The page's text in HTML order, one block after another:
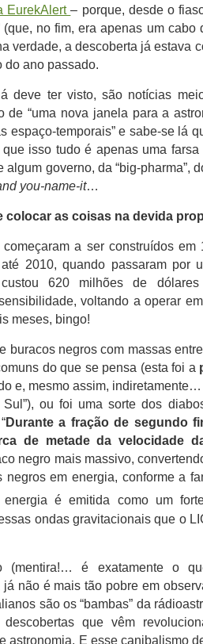
EurekAlert– porque, desde o
(que, no fim, era apenas um
verdade, a descoberta já estava
do ano passado.
deve ter visto, são notícias
“uma nova janela para a
espaço-temporais” e sabe-se lá
isso tudo é apenas uma
governo, da “big-pharma”,
you-name-it…
colocar as coisas na devida
a ser construídos em
2010, quando passaram por
620 milhões de dólares
voltando a operar
meses, bingo!
buracos negros com massas
do que se pensa (esta foi a
e, mesmo assim, indiretamente…
Sul”), ou foi uma sorte dos
Durante a fração de segundo
de metade da velocidade
negro mais massivo,
negros em energia, conforme a
é emitida como um
ondas gravitacionais que o
(mentira!… é exatamente o
não é mais tão pobre em
são os “bambas” da
que vêm
astronomia. E esse canibalismo